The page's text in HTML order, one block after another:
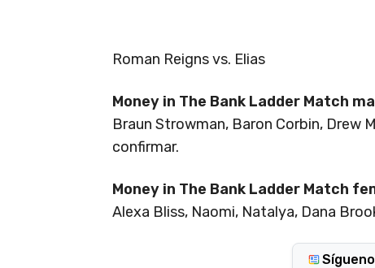
Roman Reigns vs. Elias
Money in The Bank Ladder Match
Braun Strowman, Baron Corbin,
confirmar.
Money in The Bank Ladder Match
Alexa Bliss, Naomi, Natalya, Dana